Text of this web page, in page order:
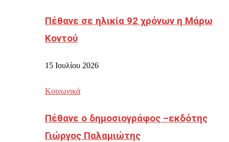
Πέθανε σε ηλικία 92 χρόνων η Μάρω
Κοντού
15 Ιουλίου 2026
Κοινωνικά
Πέθανε ο δημοσιογράφος –εκδότης
Γιώργος Παλαμιώτης